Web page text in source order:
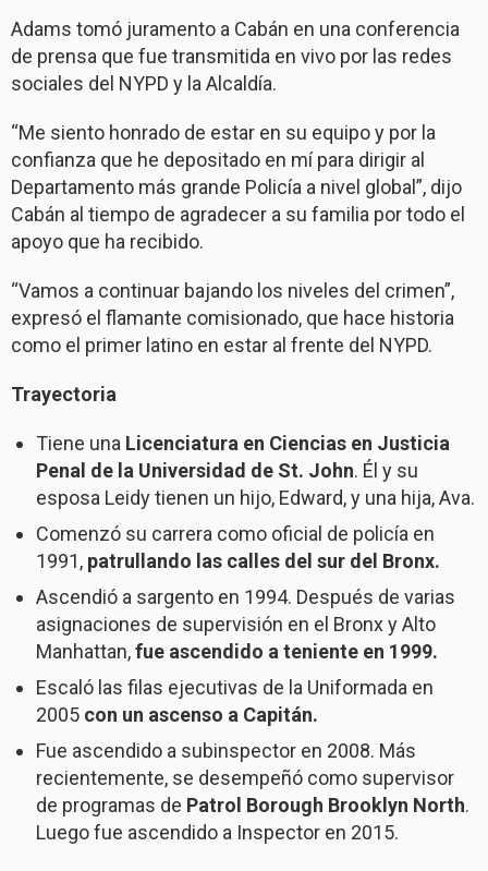
Adams tomó juramento a Cabán en una conferencia
de prensa que fue transmitida en vivo por las redes
sociales del NYPD y la Alcaldía.
“Me siento honrado de estar en su equipo y por la
confianza que he depositado en mí para dirigir al
Departamento más grande Policía a nivel global”, dijo
Cabán al tiempo de agradecer a su familia por todo el
apoyo que ha recibido.
“Vamos a continuar bajando los niveles del crimen”,
expresó el flamante comisionado, que hace historia
como el primer latino en estar al frente del NYPD.
Trayectoria
Tiene una Licenciatura en Ciencias en Justicia
Penal de la Universidad de St. John. Él y su
esposa Leidy tienen un hijo, Edward, y una hija, Ava.
Comenzó su carrera como oficial de policía en
1991, patrullando las calles del sur del Bronx.
Ascendió a sargento en 1994. Después de varias
asignaciones de supervisión en el Bronx y Alto
Manhattan,fue ascendido a teniente en 1999.
Escaló las filas ejecutivas de la Uniformada en
2005 con un ascenso a Capitán.
Fue ascendido a subinspector en 2008. Más
recientemente, se desempeñó como supervisor
de programas de Patrol Borough Brooklyn North.
Luego fue ascendido a Inspector en 2015.